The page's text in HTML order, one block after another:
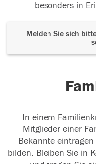
besonders in
Melden Sie sich
In einem
Mitglieder einer
Bekannte eintragen
bilden. Bleiben Sie in